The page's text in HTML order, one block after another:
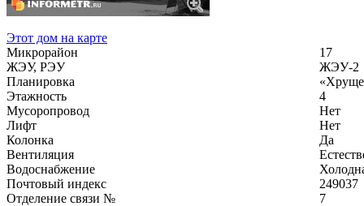
Этот дом на карте
Микрорайон
17
ЖЭУ, РЭУ
ЖЭУ-2
Планировка
Этажность
4
Мусоропровод
Нет
Лифт
Нет
Колонка
Да
Вентиляция
Водоснабжение
Почтовый индекс
249037
Отделение связи №
7